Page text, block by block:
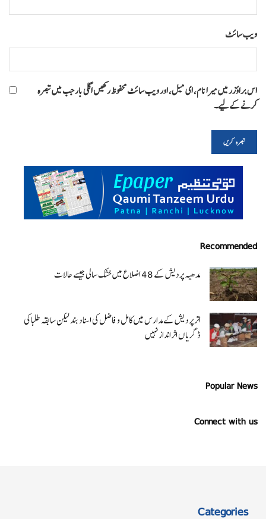
ویب‌ سائٹ
اس براؤزر میں میرا نام، ای میل، اور ویب سائٹ محفوظ رکھیں اگلی بار جب میں تبصرہ
کرنے کےلیے۔
Recommended
مدھیہ پردیش کے 48 اضلاع میں خشک سالی جیسے حالات
اتر پردیش کےمدارس میں کامل و فاضل کی اسناد بند لیکن سابقہ طلبا کی
ڈگریا ں اثرانداز نہیں
Popular News
Connect with us
Categories